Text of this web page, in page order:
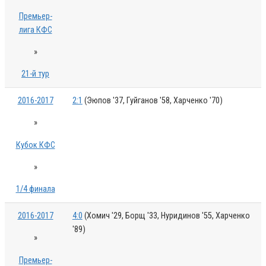
Премьер-
лига КФС
»
21-й тур
2016-2017
»
Кубок КФС
»
1/4 финала
2:1 (Эюпов '37, Гуйганов '58, Харченко '70)
2016-2017
»
Премьер-
4:0 (Хомич '29, Борщ '33, Нуридинов '55, Харченко
'89)